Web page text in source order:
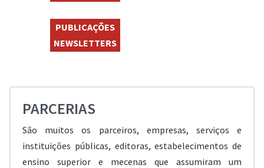
PUBLICAÇÕES
NEWSLETTERS
PARCERIAS
São muitos os parceiros, empresas, serviços e
instituições públicas, editoras, estabelecimentos de
ensino superior e mecenas que assumiram um